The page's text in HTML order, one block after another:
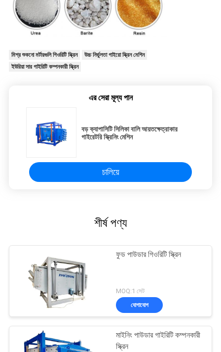
মিশ্র শুকনো মর্টারগুলি গিওরিটি স্ক্রিন
উচ্চ নির্ভুলতা গাইরো স্ক্রিন মেশিন
ইউরিয়া সার গাইরিটি কম্পনকারী স্ক্রিন
এর সেরা মূল্য পান
বড় ক্যাপাসিটি সিলিকা বালি আয়তক্ষেত্রাকার
গাইরেটরি স্ক্রিনিং মেশিন
চালিয়ে
শীর্ষ পণ্য
ফুড পাউডার গিওরিটি স্ক্রিন
MOQ:1 সেট
যোগাযোগ
মাইনিং পাউডার গাইরিটি কম্পনকারী
স্ক্রিন